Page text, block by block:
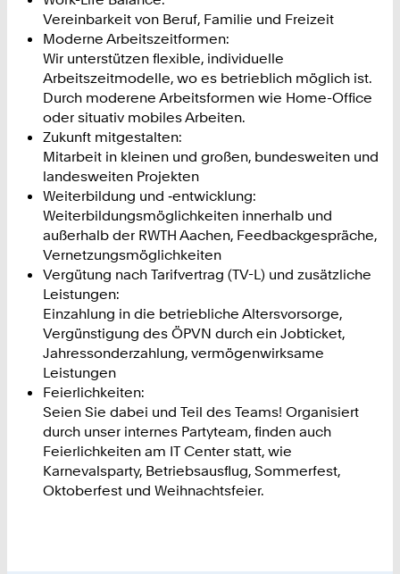
Vereinbarkeit von Beruf, Familie und Freizeit
Moderne Arbeitszeitformen:
Wir unterstützen flexible, individuelle
Arbeitszeitmodelle, wo es betrieblich möglich ist.
Durch moderene Arbeitsformen wie Home-Office
oder situativ mobiles Arbeiten.
Zukunft mitgestalten:
Mitarbeit in kleinen und großen, bundesweiten und
landesweiten Projekten
Weiterbildung und ‑entwicklung:
Weiterbildungsmöglichkeiten innerhalb und
außerhalb der RWTH Aachen, Feedbackgespräche,
Vernetzungsmöglichkeiten
Vergütung nach Tarifvertrag (TV-L) und zusätzliche
Leistungen:
Einzahlung in die betriebliche Altersvorsorge,
Vergünstigung des ÖPVN durch ein Jobticket,
Jahressonderzahlung, vermögenwirksame
Leistungen
Feierlichkeiten:
Seien Sie dabei und Teil des Teams! Organisiert
durch unser internes Partyteam, finden auch
Feierlichkeiten am IT Center statt, wie
Karnevalsparty, Betriebsausflug, Sommerfest,
Oktoberfest und Weihnachtsfeier.